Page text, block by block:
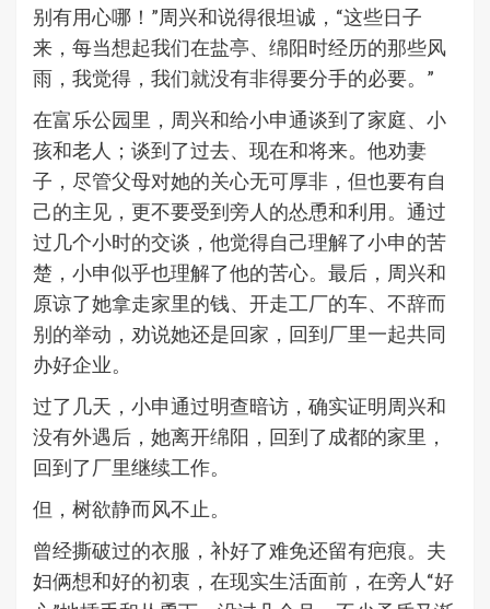
别有用心哪！”周兴和说得很坦诚，“这些日子
来，每当想起我们在盐亭、绵阳时经历的那些风
雨，我觉得，我们就没有非得要分手的必要。”
在富乐公园里，周兴和给小申通谈到了家庭、小
孩和老人；谈到了过去、现在和将来。他劝妻
子，尽管父母对她的关心无可厚非，但也要有自
己的主见，更不要受到旁人的怂恿和利用。通过
过几个小时的交谈，他觉得自己理解了小申的苦
楚，小申似乎也理解了他的苦心。最后，周兴和
原谅了她拿走家里的钱、开走工厂的车、不辞而
别的举动，劝说她还是回家，回到厂里一起共同
办好企业。
过了几天，小申通过明查暗访，确实证明周兴和
没有外遇后，她离开绵阳，回到了成都的家里，
回到了厂里继续工作。
但，树欲静而风不止。
曾经撕破过的衣服，补好了难免还留有疤痕。夫
妇俩想和好的初衷，在现实生活面前，在旁人“好